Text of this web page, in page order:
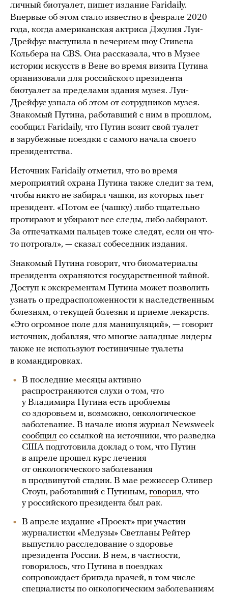
личный биотуалет, пишет издание Faridaily.
Впервые об этом стало известно в феврале 2020
года, когда американская актриса Джулия Луи-
Дрейфус выступила в вечернем шоу Стивена
Кольбера на CBS. Она рассказала, что в Музее
истории искусств в Вене во время визита Путина
организовали для российского президента
биотуалет за пределами здания музея. Луи-
Дрейфус узнала об этом от сотрудников музея.
Знакомый Путина, работавший с ним в прошлом,
сообщил Faridaily, что Путин возит свой туалет
в зарубежные поездки с самого начала своего
президентства.
Источник Faridaily отметил, что во время
мероприятий охрана Путина также следит за тем,
чтобы никто не забирал чашки, из которых пьет
президент. «Потом ее (чашку) либо тщательно
протирают и убирают все следы, либо забирают.
За отпечатками пальцев тоже следят, если он что-
то потрогал», — сказал собеседник издания.
Знакомый Путина говорит, что биоматериалы
президента охраняются государственной тайной.
Доступ к экскрементам Путина может позволить
узнать о предрасположенности к наследственным
болезням, о текущей болезни и приеме лекарств.
«Это огромное поле для манипуляций», — говорит
источник, добавляя, что многие западные лидеры
также не используют гостиничные туалеты
в командировках.
В последние месяцы активно
распространяются слухи о том, что
у Владимира Путина есть проблемы
со здоровьем и, возможно, онкологическое
заболевание. В начале июня журнал Newsweek
сообщил со ссылкой на источники, что разведка
США подготовила доклад о том, что Путин
в апреле прошел курс лечения
от онкологического заболевания
в продвинутой стадии. В мае режиссер Оливер
Стоун, работавший с Путиным, говорил, что
у российского президента был рак.
В апреле издание «Проект» при участии
журналистки «Медузы» Светланы Рейтер
выпустило расследование о здоровье
президента России. В нем, в частности,
говорилось, что Путина в поездках
сопровождает бригада врачей, в том числе
специалисты по онкологическим заболеваниям